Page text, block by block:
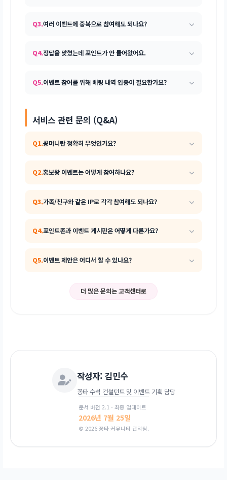
Q3.여러 이벤트에 중복으로 참여해도 되나요?
Q4.정답을 맞혔는데 포인트가 안 들어왔어요.
Q5.이벤트 참여를 위해 베팅 내역 인증이 필요한가요?
서비스 관련 문의 (Q&A)
Q1.꽁머니란 정확히 무엇인가요?
Q2.홍보왕 이벤트는 어떻게 참여하나요?
Q3.가족/친구와 같은 IP로 각각 참여해도 되나요?
Q4.포인트존과 이벤트 게시판은 어떻게 다른가요?
Q5.이벤트 제안은 어디서 할 수 있나요?
더 많은 문의는 고객센터로
작성자: 김민수
꽁타 수석 컨설턴트 및 이벤트 기획 담당
문서 버전 2.1 - 최종 업데이트
2026년 7월 25일
© 2026 꽁타 커뮤니티 관리팀.